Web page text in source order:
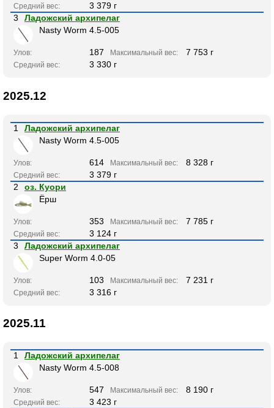
Средний вес:
3 379 г
3
Ладожский архипелаг
Nasty Worm 4.5-005
Улов: 187 Максимальный вес: 7 753 г
Средний вес: 3 330 г
2025.12
1
Ладожский архипелаг
Nasty Worm 4.5-005
Улов: 614 Максимальный вес: 8 328 г
Средний вес:
3 379 г
2
оз. Куори
Ёрш
Улов: 353 Максимальный вес: 7 785 г
Средний вес:
3 124 г
3
Ладожский архипелаг
Super Worm 4.0-05
Улов: 103 Максимальный вес: 7 231 г
Средний вес: 3 316 г
2025.11
1
Ладожский архипелаг
Nasty Worm 4.5-008
Улов: 547 Максимальный вес: 8 190 г
Средний вес:
3 423 г